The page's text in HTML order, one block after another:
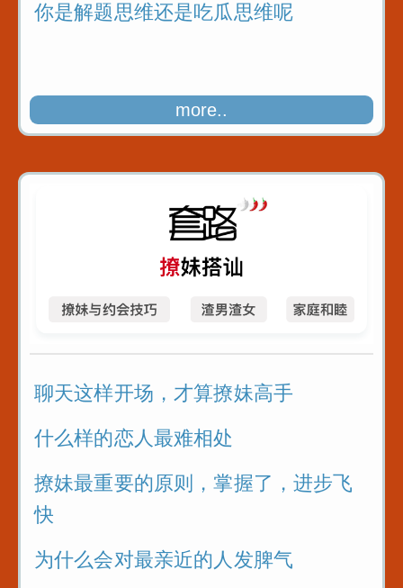
你是解题思维还是吃瓜思维呢
more..
聊天这样开场，才算撩妹高手
什么样的恋人最难相处
撩妹最重要的原则，掌握了，进步飞
快
为什么会对最亲近的人发脾气